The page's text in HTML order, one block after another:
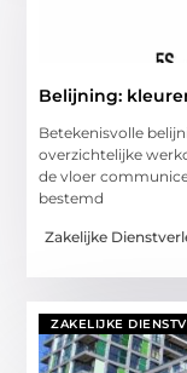
Belijning:
Betekenisvolle
overzichtelijke
de vloer
bestemd
Zakelijke
ZAKELIJKE